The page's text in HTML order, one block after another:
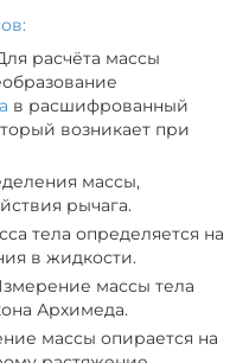
расчёта массы
в расшифрованный
возникает при
массы,
рычага.
тела определяется на
в жидкости.
массы тела
Архимеда.
массы опирается на